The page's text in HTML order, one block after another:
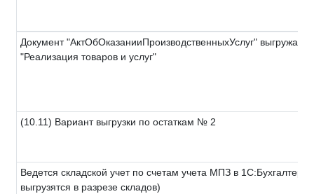
Документ "АктОбОказанииПроизводственныхУслуг" выгружать в
"Реализация товаров и услуг"
(10.11) Вариант выгрузки по остаткам № 2
Ведется складской учет по счетам учета МПЗ в
выгрузятся в разрезе складов)